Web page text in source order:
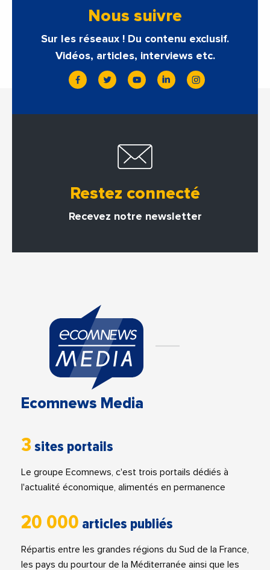
Nous suivre
Sur les réseaux ! Du contenu exclusif.
Vidéos, articles, interviews etc.
Restez connecté
Recevez notre newsletter
Ecomnews Media
3 sites portails
Le groupe Ecomnews, c'est trois portails dédiés à
l'actualité économique, alimentés en permanence
20 000 articles publiés
Répartis entre les grandes régions du Sud de la France,
les pays du pourtour de la Méditerranée ainsi que les